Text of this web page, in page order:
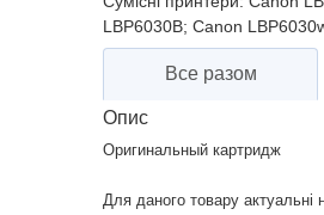
LBP6030B; Canon
Все разом
Опис
Оригинальный картридж
Для даного товару актуальні